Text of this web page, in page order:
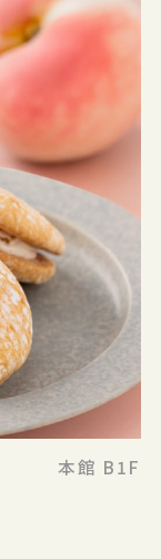
本館 B1F